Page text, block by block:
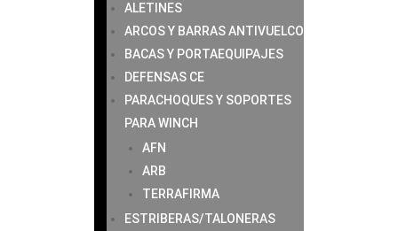
ALETINES
ARCOS Y BARRAS ANTIVUELCO
BACAS Y PORTAEQUIPAJES
DEFENSAS CE
PARACHOQUES Y SOPORTES
PARA WINCH
AFN
ARB
TERRAFIRMA
ESTRIBERAS/TALONERAS